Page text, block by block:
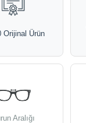
Orijinal Ürün
Aralığı